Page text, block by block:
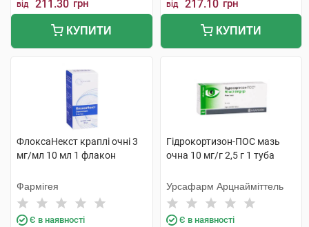
від 211.30 грн
КУПИТИ
від 217.10 грн
КУПИТИ
ФлоксаНекст краплі очні 3
мг/мл 10 мл 1 флакон
Фармігея
Є в наявності
Гідрокортизон-ПОС мазь
очна 10 мг/г 2,5 г 1 туба
Урсафарм Арцнайміттель
Є в наявності